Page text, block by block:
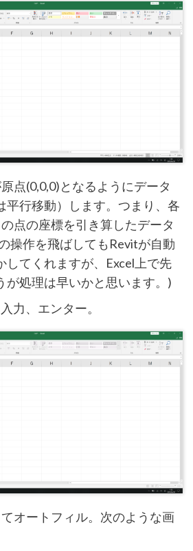
点(0,0,0)となるようにデータ
平行移動）します。つまり、各
点の座標を引き算したデータ
操作を飛ばしてもRevitが自動
してくれますが、Excel上で先
が処理は早いかと思います。)
力、エンター。
オートフィル。次のような画